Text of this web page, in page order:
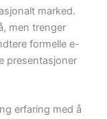
marked.
men trenger
formelle e-
presentasjoner
erfaring med å